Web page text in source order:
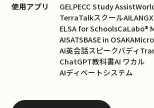
使用アプリ GELPECC Study Assist
TerraTalkスクールAI
ELSA for SchoolsCaLabo®
AISATSBASE in OSAKA
AI英会話スピークバディ
ChatGPT教科書AI ワカル
AIディベートシステム